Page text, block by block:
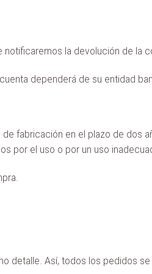
la devolución de la
dependerá de su entidad
fabricación en el plazo de dos
por el uso o por un uso
detalle. Así, todos los pedidos